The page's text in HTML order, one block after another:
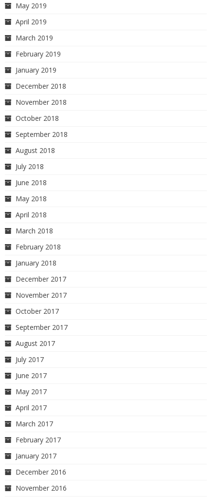
May 2019
April 2019
March 2019
February 2019
January 2019
December 2018
November 2018
October 2018
September 2018
August 2018
July 2018
June 2018
May 2018
April 2018
March 2018
February 2018
January 2018
December 2017
November 2017
October 2017
September 2017
August 2017
July 2017
June 2017
May 2017
April 2017
March 2017
February 2017
January 2017
December 2016
November 2016